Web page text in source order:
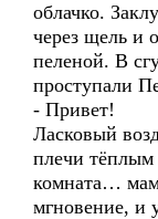
облачко.
через щель и
пеленой. В
проступали
- Привет!
Ласковый
плечи
комната…
мгновение, и